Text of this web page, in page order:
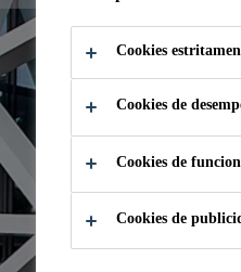
Cookies
Cookies de
Cookies de
Cookies de